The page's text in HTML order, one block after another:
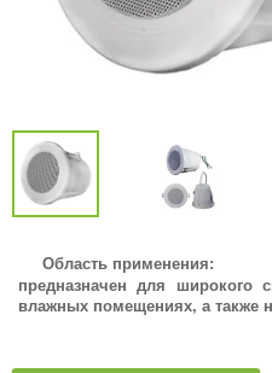
Область применения:
предназначен для широкого
влажных помещениях, а также